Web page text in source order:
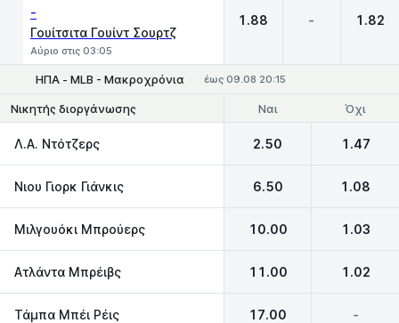
-
Γουίτσιτα Γουίντ Σουρτζ
Αύριο στις 03:05
1.88 - 1.82
ΗΠΑ - MLB - Μακροχρόνια έως 09.08 20:15
Νικητής διοργάνωσης Ναι Όχι
Λ.Α. Ντότζερς 2.50 1.47
Νιου Γιορκ Γιάνκις 6.50 1.08
Μιλγουόκι Μπρούερς 10.00 1.03
Ατλάντα Μπρέιβς 11.00 1.02
Τάμπα Μπέι Ρέις 17.00 -